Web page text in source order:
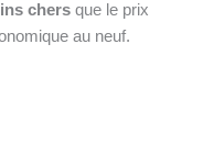
chers que le prix
au neuf.